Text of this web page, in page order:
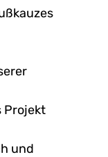
Projekt
und